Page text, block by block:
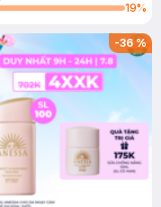
19%
-36%